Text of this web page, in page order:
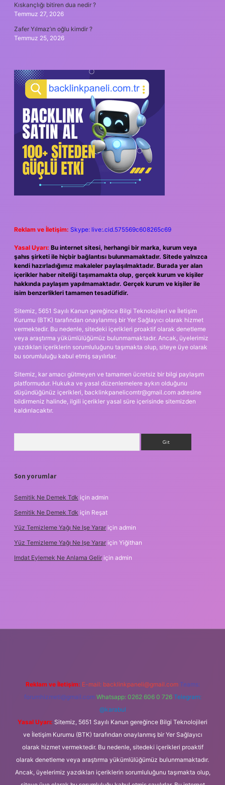
Kıskançlığı bitiren dua nedir ?
Temmuz 27, 2026
Zafer Yılmaz’ın oğlu kimdir ?
Temmuz 25, 2026
Reklam ve İletişim: Skype: live:.cid.575569c608265c69
Yasal Uyarı: Bu internet sitesi, herhangi bir marka, kurum veya
şahıs şirketi ile hiçbir bağlantısı bulunmamaktadır. Sitede yalnızca
kendi hazırladığımız makaleler paylaşılmaktadır. Burada yer alan
içerikler haber niteliği taşımamakta olup, gerçek kurum ve kişiler
hakkında paylaşım yapılmamaktadır. Gerçek kurum ve kişiler ile
isim benzerlikleri tamamen tesadüfidir.
Sitemiz, 5651 Sayılı Kanun gereğince Bilgi Teknolojileri ve İletişim
Kurumu (BTK) tarafından onaylanmış bir Yer Sağlayıcı olarak hizmet
vermektedir. Bu nedenle, sitedeki içerikleri proaktif olarak denetleme
veya araştırma yükümlülüğümüz bulunmamaktadır. Ancak, üyelerimiz
yazdıkları içeriklerin sorumluluğunu taşımakta olup, siteye üye olarak
bu sorumluluğu kabul etmiş sayılırlar.
Sitemiz, kar amacı gütmeyen ve tamamen ücretsiz bir bilgi paylaşım
platformudur. Hukuka ve yasal düzenlemelere aykırı olduğunu
düşündüğünüz içerikleri, backlinkpanelicomtr@gmail.com adresine
bildirmeniz halinde, ilgili içerikler yasal süre içerisinde sitemizden
kaldırılacaktır.
Son yorumlar
Semitik Ne Demek Tdk için admin
Semitik Ne Demek Tdk için Reşat
Yüz Temizleme Yağı Ne Işe Yarar için admin
Yüz Temizleme Yağı Ne Işe Yarar için Yiğithan
Imdat Eylemek Ne Anlama Gelir için admin
Reklam ve İletişim: E-mail: backlinkpaneli@gmail.com Teams:
forumhizmeti@gmail.com Whatsapp: 0262 606 0 726 Telegram:
@karabul
Yasal Uyarı: Sitemiz, 5651 Sayılı Kanun gereğince Bilgi Teknolojileri
ve İletişim Kurumu (BTK) tarafından onaylanmış bir Yer Sağlayıcı
olarak hizmet vermektedir. Bu nedenle, sitedeki içerikleri proaktif
olarak denetleme veya araştırma yükümlülüğümüz bulunmamaktadır.
Ancak, üyelerimiz yazdıkları içeriklerin sorumluluğunu taşımakta olup,